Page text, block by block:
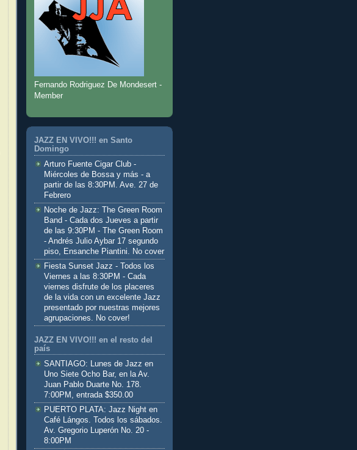
Fernando Rodriguez De Mondesert -
Member
JAZZ EN VIVO!!! en Santo
Domingo
Arturo Fuente Cigar Club -
Miércoles de Bossa y más - a
partir de las 8:30PM. Ave. 27 de
Febrero
Noche de Jazz: The Green Room
Band - Cada dos Jueves a partir
de las 9:30PM - The Green Room
- Andrés Julio Aybar 17 segundo
piso, Ensanche Piantini. No cover
Fiesta Sunset Jazz - Todos los
Viernes a las 8:30PM - Cada
viernes disfrute de los placeres
de la vida con un excelente Jazz
presentado por nuestras mejores
agrupaciones. No cover!
JAZZ EN VIVO!!! en el resto del
país
SANTIAGO: Lunes de Jazz en
Uno Siete Ocho Bar, en la Av.
Juan Pablo Duarte No. 178.
7:00PM, entrada $350.00
PUERTO PLATA: Jazz Night en
Café Lángos. Todos los sábados.
Av. Gregorio Luperón No. 20 -
8:00PM